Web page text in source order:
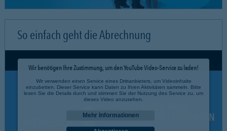
So einfach geht die Abrechnung
Wir benötigen Ihre Zustimmung, um den YouTube Video-Service zu laden!
Wir verwenden einen Service eines Drittanbieters, um Videoinhalte
einzubetten. Dieser Service kann Daten zu Ihren Aktivitäten sammeln. Bitte
lesen Sie die Details durch und stimmen Sie der Nutzung des Service zu, um
dieses Video anzusehen.
Mehr Informationen